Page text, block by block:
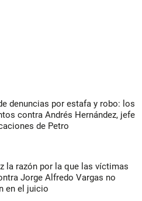
denuncias por estafa y robo: los
contra Andrés Hernández, jefe
de Petro
la razón por la que las víctimas
Jorge Alfredo Vargas no
en el juicio